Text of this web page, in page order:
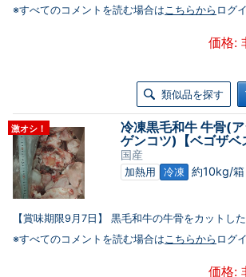
※すべてのコメントを読む場合はこちらから ログ
価格:
類似品を探す
激オシ！
冷凍黒毛和牛 牛骨(
ゲンコツ)【ベゴザベ
国産
加熱用 冷凍 約10kg/箱
【賞味期限9月7日】 黒毛和牛の牛骨をカットし
※すべてのコメントを読む場合はこちらから ログ
価格: